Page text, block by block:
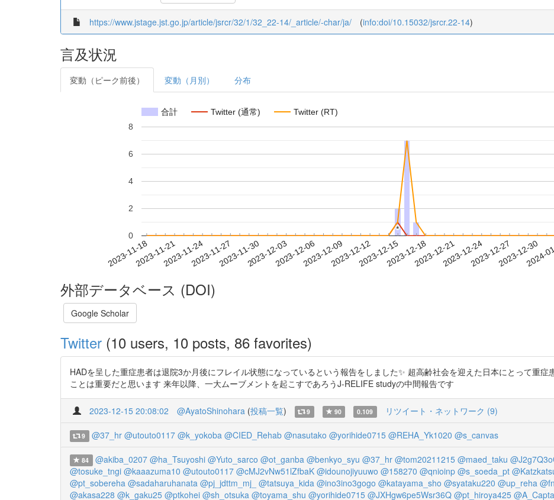
https://www.jstage.jst.go.jp/article/jsrcr/32/1/32_22-14/_article/-char/ja/ (info:doi/10.15032/jsrcr.22-14)
言及状況
変動（ピーク前後） 変動（月別） 分布
合計 Twitter (通常) Twitter (RT)
2023-11-182023-11-212023-11-242023-11-272023-11-302023-12-032023-12-062023-12-092023-12-122023-12-152023-12-182023-12-212023-12-242023-12-272023-12-30
2024-
0
2
4
6
8
*
*
外部データベース (DOI)
Google Scholar
Twitter (10 users, 10 posts, 86 favorites)
HADを呈した重症患者は退院3か月後にフレイル状態になっているという報告をしました✨ 超高齢社会を迎えた日本にとって重
ことは重要だと思います 来年以降、一大ムーブメントを起こすであろうJ-RELIFE studyの中間報告です
2023-12-15 20:08:02 @AyatoShinohara (投稿一覧) 9 90 0.109 リツイート・ネットワーク (9)
9 @37_hr @utouto0117 @k_yokoba @CIED_Rehab @nasutako @yorihide0715 @REHA_Yk1020 @s_canvas
84 @akiba_0207 @ha_Tsuyoshi @Yuto_sarco @ot_ganba @benkyo_syu @37_hr @tom20211215 @maed_taku
@tosuke_tngi @kaaazuma10 @utouto0117 @cMJ2vNw51lZfbaK @idounojiyuuwo @158270 @qnioinp @s_soeda_pt
@pt_sobereha @sadaharuhanata @pj_jdttm_mj_ @tatsuya_kida @ino3ino3gogo @katayama_sho @syataku220 @up_reha
@akasa228 @k_gaku25 @ptkohei @sh_otsuka @toyama_shu @yorihide0715 @JXHgw6pe5Wsr36Q @pt_hiroya425